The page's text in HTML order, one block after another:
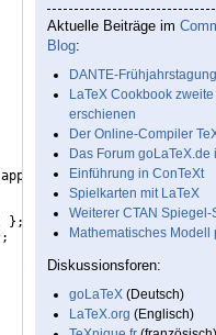
style={anchor=mid
} ;
;
Aktuelle Beiträge im
Blog:
DANTE-
LaTeX Cookbook
erschienen
Der Online-Compiler
Das Forum goLaTeX.de
Einführung in ConTeXt
Spielkarten mit LaTeX
Weiterer CTAN Spiegel-
Mathematisches Modell
Diskussionsforen:
goLaTeX (Deutsch)
LaTeX.org (Englisch)